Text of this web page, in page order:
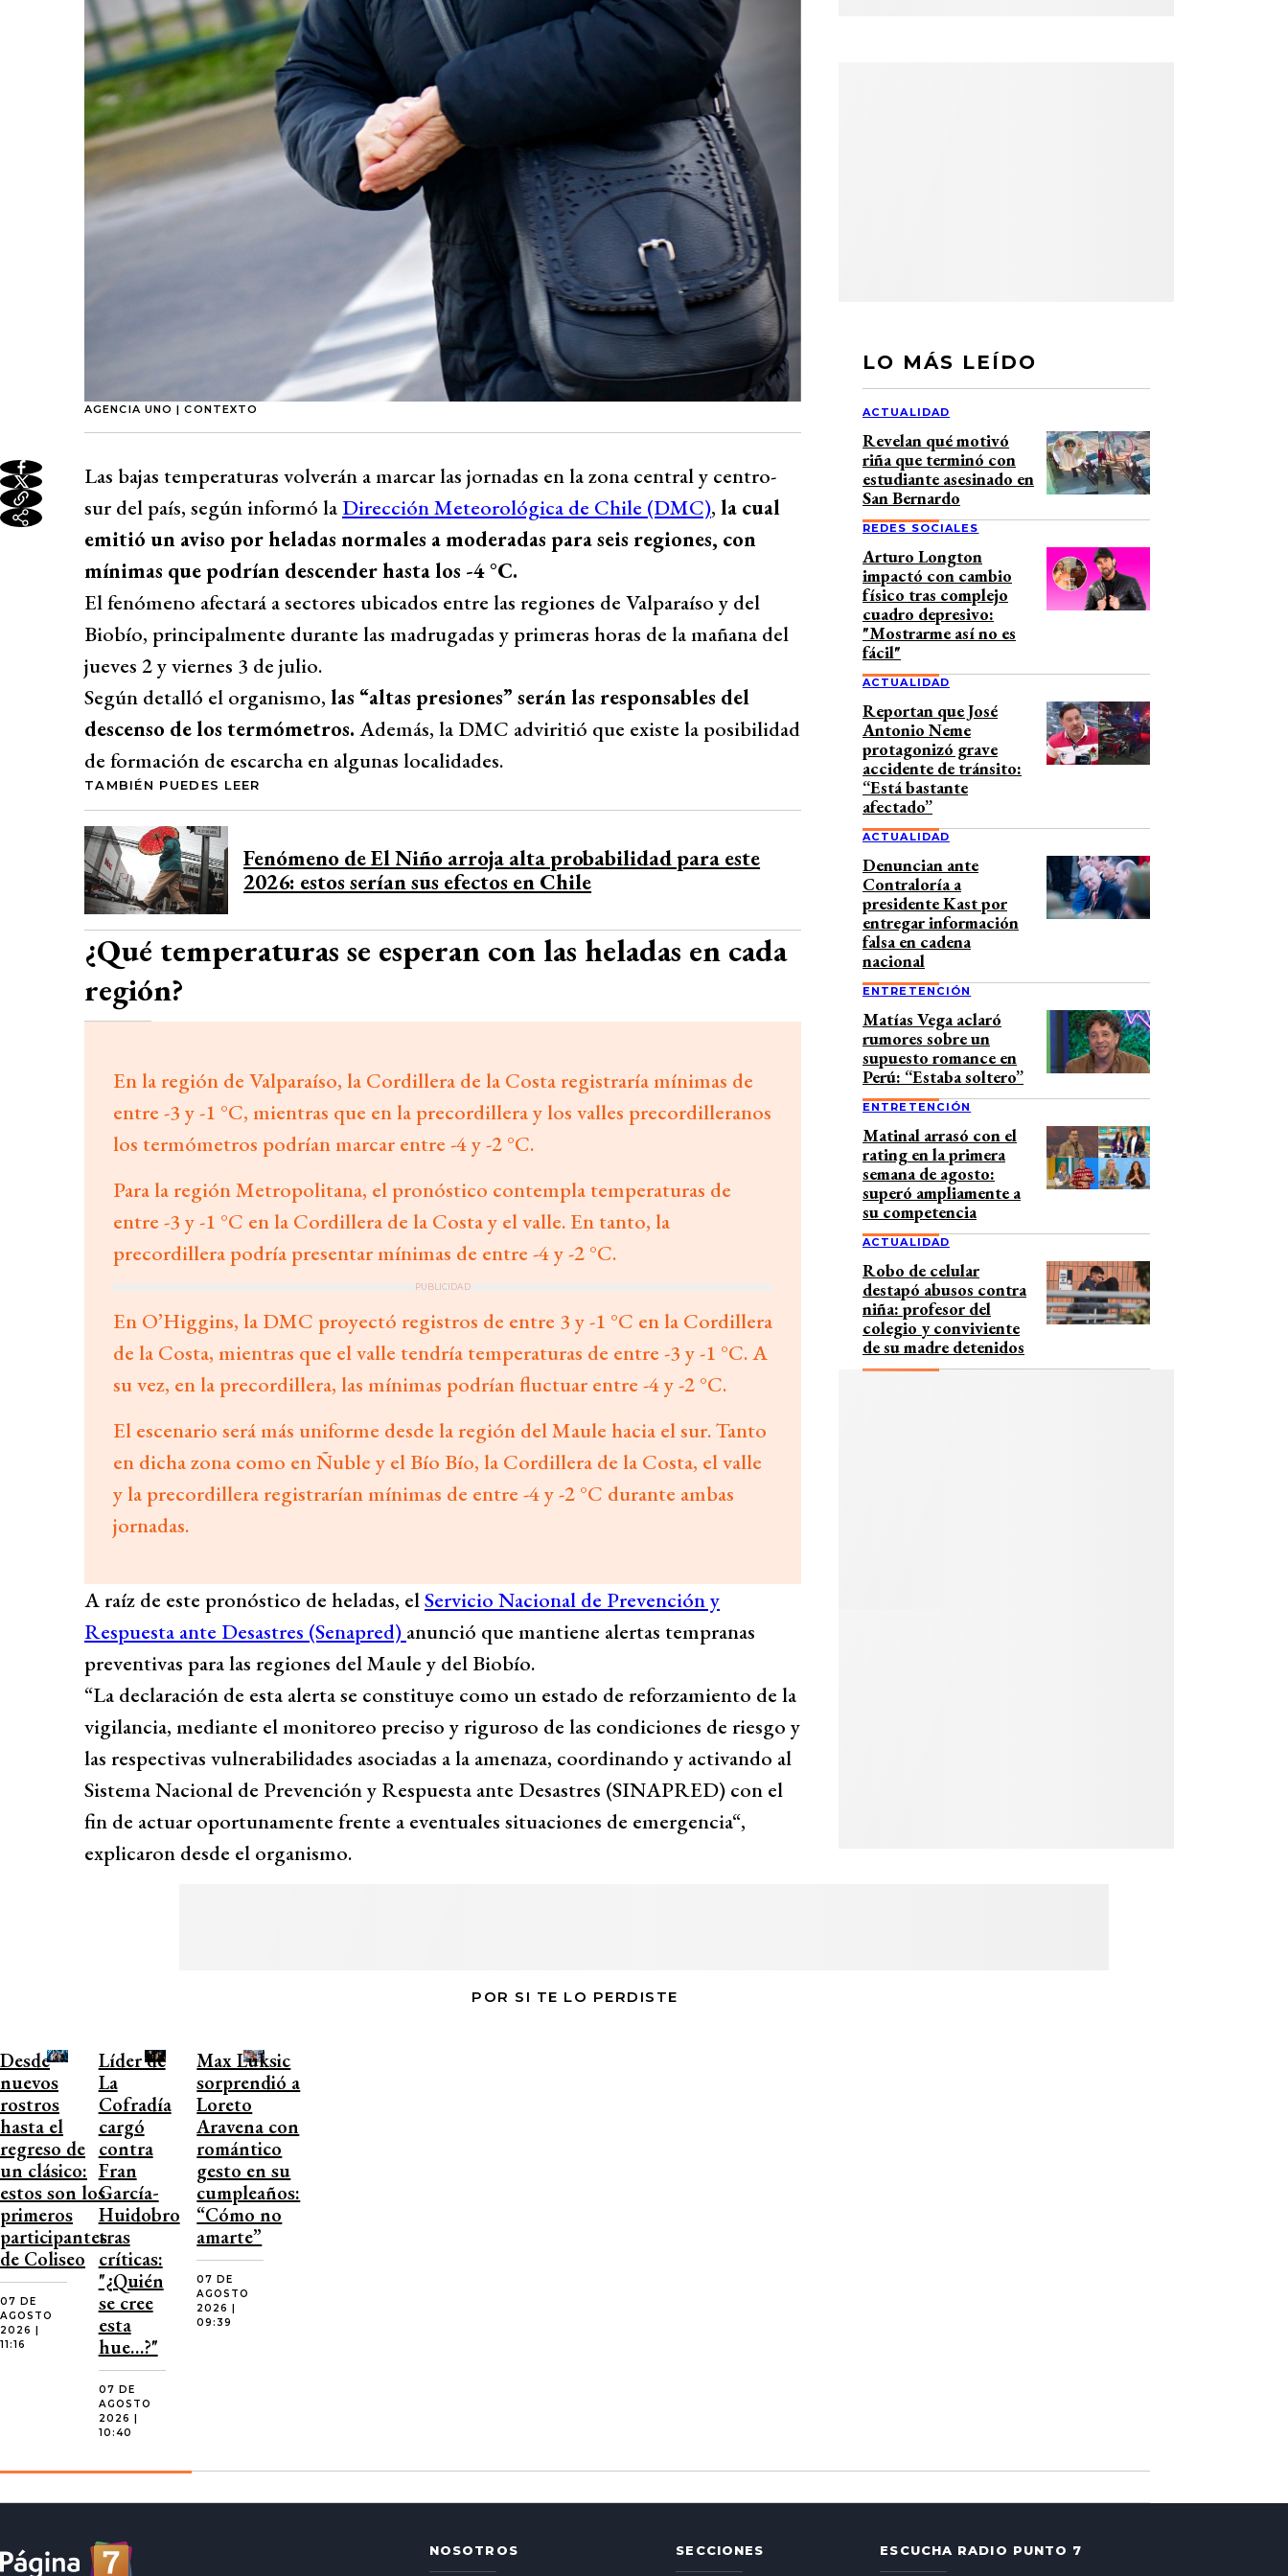
AGENCIA UNO | CONTEXTO
Las bajas temperaturas volverán a marcar las jornadas en la zona central y centro-
sur del país, según informó la Dirección Meteorológica de Chile (DMC), la cual
emitió un aviso por heladas normales a moderadas para seis regiones, con
mínimas que podrían descender hasta los -4 °C.
El fenómeno afectará a sectores ubicados entre las regiones de Valparaíso y del
Biobío, principalmente durante las madrugadas y primeras horas de la mañana del
jueves 2 y viernes 3 de julio.
Según detalló el organismo, las “altas presiones” serán las responsables del
descenso de los termómetros. Además, la DMC adviritió que existe la posibilidad
de formación de escarcha en algunas localidades.
TAMBIÉN PUEDES LEER
Fenómeno de El Niño arroja alta probabilidad para este
2026: estos serían sus efectos en Chile
¿Qué temperaturas se esperan con las heladas en cada
región?
En la región de Valparaíso, la Cordillera de la Costa registraría mínimas de
entre -3 y -1 °C, mientras que en la precordillera y los valles precordilleranos
los termómetros podrían marcar entre -4 y -2 °C.
Para la región Metropolitana, el pronóstico contempla temperaturas de
entre -3 y -1 °C en la Cordillera de la Costa y el valle. En tanto, la
precordillera podría presentar mínimas de entre -4 y -2 °C.
PUBLICIDAD
En O’Higgins, la DMC proyectó registros de entre 3 y -1 °C en la Cordillera
de la Costa, mientras que el valle tendría temperaturas de entre -3 y -1 °C. A
su vez, en la precordillera, las mínimas podrían fluctuar entre -4 y -2 °C.
El escenario será más uniforme desde la región del Maule hacia el sur. Tanto
en dicha zona como en Ñuble y el Bío Bío, la Cordillera de la Costa, el valle
y la precordillera registrarían mínimas de entre -4 y -2 °C durante ambas
jornadas.
A raíz de este pronóstico de heladas, elServicio Nacional de Prevención y
Respuesta ante Desastres (Senapred) anunció que mantiene alertas tempranas
preventivas para las regiones del Maule y del Biobío.
“La declaración de esta alerta se constituye como un estado de reforzamiento de la
vigilancia, mediante el monitoreo preciso y riguroso de las condiciones de riesgo y
las respectivas vulnerabilidades asociadas a la amenaza, coordinando y activando al
Sistema Nacional de Prevención y Respuesta ante Desastres (SINAPRED) con el
fin de actuar oportunamente frente a eventuales situaciones de emergencia“,
explicaron desde el organismo.
LO MÁS LEÍDO
ACTUALIDAD
Revelan qué motivó
riña que terminó con
estudiante asesinado en
San Bernardo
REDES SOCIALES
Arturo Longton
impactó con cambio
físico tras complejo
cuadro depresivo:
"Mostrarme así no es
fácil"
ACTUALIDAD
Reportan que José
Antonio Neme
protagonizó grave
accidente de tránsito:
“Está bastante
afectado”
ACTUALIDAD
Denuncian ante
Contraloría a
presidente Kast por
entregar información
falsa en cadena
nacional
ENTRETENCIÓN
Matías Vega aclaró
rumores sobre un
supuesto romance en
Perú: “Estaba soltero”
ENTRETENCIÓN
Matinal arrasó con el
rating en la primera
semana de agosto:
superó ampliamente a
su competencia
ACTUALIDAD
Robo de celular
destapó abusos contra
niña: profesor del
colegio y conviviente
de su madre detenidos
POR SI TE LO PERDISTE
Desde
nuevos
rostros
hasta el
regreso de
un clásico:
estos son los
primeros
participantes
de Coliseo
07 DE
AGOSTO
2026 |
11:16
Líder de
La
Cofradía
cargó
contra
Fran
García-
Huidobro
tras
críticas:
"¿Quién
se cree
esta
hue…?"
07 DE
AGOSTO
2026 |
10:40
Max Luksic
sorprendió a
Loreto
Aravena con
romántico
gesto en su
cumpleaños:
“Cómo no
amarte”
07 DE
AGOSTO
2026 |
09:39
NOSOTROS SECCIONES ESCUCHA RADIO PUNTO 7